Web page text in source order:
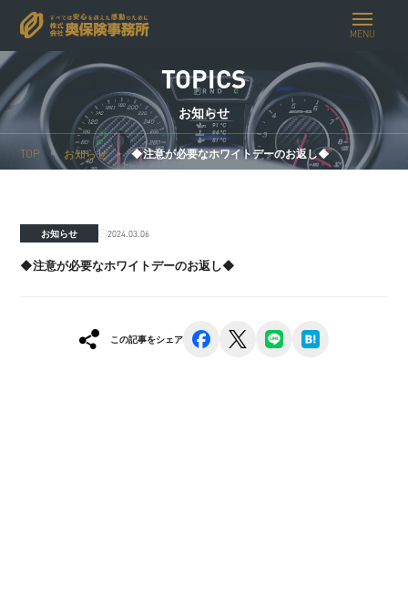
MENU
TOPICS
お知らせ
TOP お知らせ ◆注意が必要なホワイトデーのお返し◆
お知らせ 2024.03.06
◆注意が必要なホワイトデーのお返し◆
この記事をシェア facebook line